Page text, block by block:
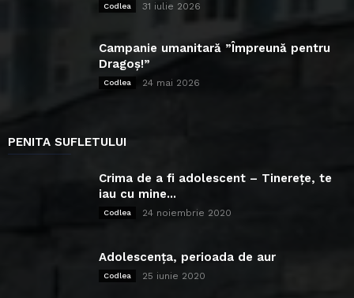
Codlea 31 iulie 2026
Campanie umanitară ”Împreună pentru
Dragoș!”
Codlea 24 mai 2026
PENITA SUFLETULUI
Crima de a fi adolescent – Tinerețe, te
iau cu mine...
Codlea 24 noiembrie 2020
Adolescența, perioada de aur
Codlea 25 iunie 2020